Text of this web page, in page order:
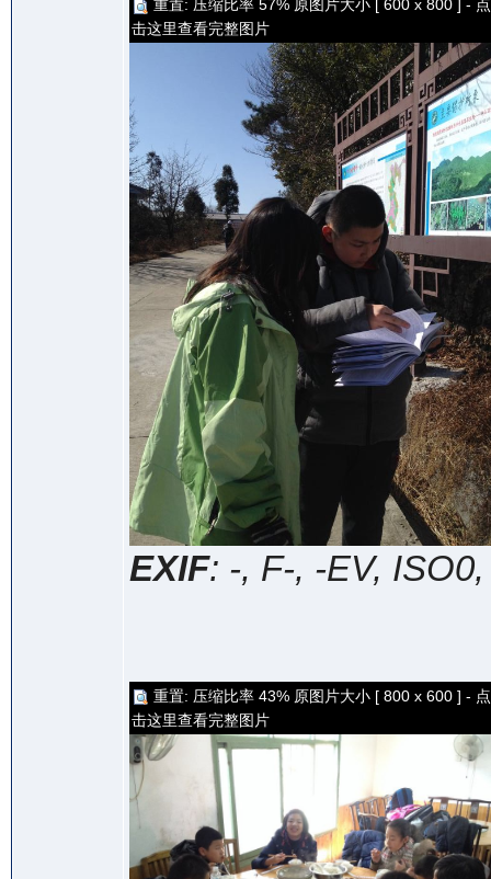
重置: 压缩比率 57% 原图片大小 [ 600 x 800 ] - 点
击这里查看完整图片
EXIF: -, F-, -EV,
重置: 压缩比率 43% 原图片大小 [ 800 x 600 ] - 点
击这里查看完整图片